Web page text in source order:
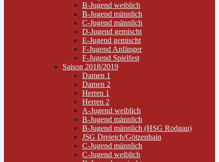
B-Jugend weiblich
B-Jugend männlich
C-Jugend männlich
D-Jugend gemischt
E-Jugend gemischt
F-Jugend Anfänger
F-Jugend Spielfest
Saison 2018/2019
Damen 1
Damen 2
Herren 1
Herren 2
A-Jugend weiblich
B-Jugend männlich
B-Jugend männlich (HSG Rodgau)
JSG Dreieich/Götzenhain
C-Jugend männlich
C-Jugend weiblich